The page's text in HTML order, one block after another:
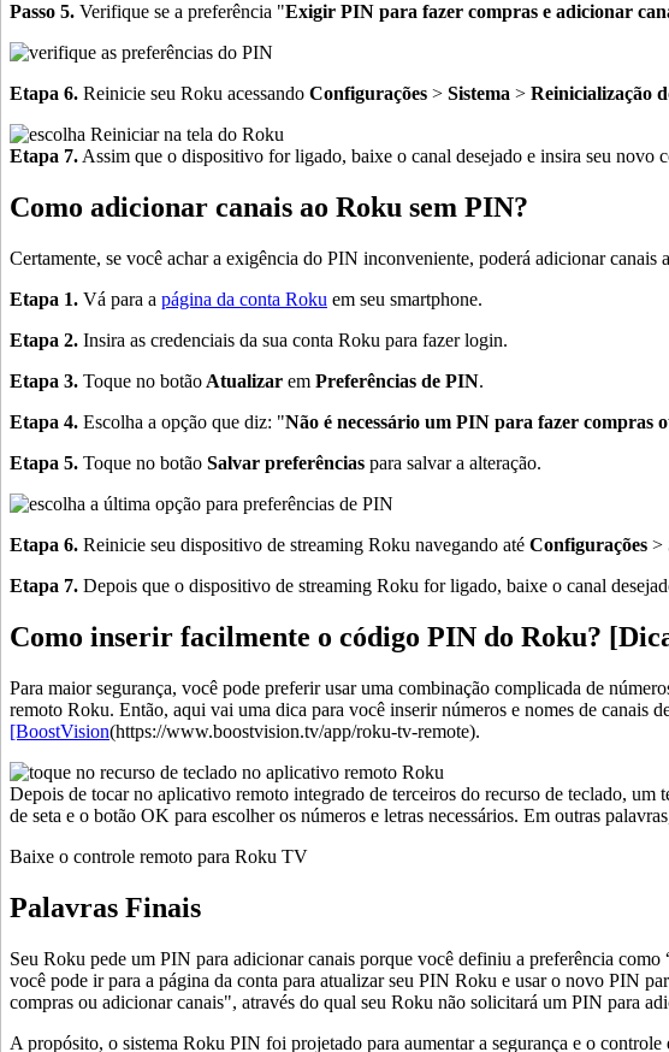
Passo 5. Verifique se a preferência "Exigir PIN para fazer compras e adicionar
Etapa 6. Reinicie seu Roku acessando Configurações > Sistema > Reinicialização
Etapa 7.Assim que o dispositivo for ligado, baixe o canal desejado e insira seu novo
Como adicionar canais ao Roku sem PIN?
Certamente, se você achar a exigência do PIN inconveniente, poderá adicionar canais
Etapa 1. Vá para a página da conta Roku em seu smartphone.
Etapa 2. Insira as credenciais da sua conta Roku para fazer login.
Etapa 3. Toque no botão Atualizar em Preferências de PIN.
Etapa 4. Escolha a opção que diz: "Não é necessário um PIN para fazer compras
Etapa 5. Toque no botão Salvar preferências para salvar a alteração.
Etapa 6. Reinicie seu dispositivo de streaming Roku navegando até Configurações >
Etapa 7. Depois que o dispositivo de streaming Roku for ligado, baixe o canal
Como inserir facilmente o código PIN do Roku?
Para maior segurança, você pode preferir usar uma combinação complicada de
remoto Roku. Então, aqui vai uma dica para você inserir números e nomes de canais
[BoostVision(https://www.boostvision.tv/app/roku-tv-remote).
Depois de tocar no aplicativo remoto integrado de terceiros do recurso de teclado,
de seta e o botão OK para escolher os números e letras necessários. Em outras
Baixe o controle remoto para Roku TV
Palavras Finais
Seu Roku pede um PIN para adicionar canais porque você definiu a preferência
você pode ir para a página da conta para atualizar seu PIN Roku e usar o novo PIN
compras ou adicionar canais", através do qual seu Roku não solicitará um PIN para
A propósito, o sistema Roku PIN foi projetado para aumentar a segurança e o